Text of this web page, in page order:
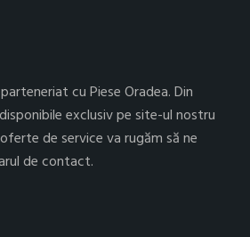
cu Piese Oradea. Din
exclusiv pe site-ul nostru
de service va rugăm să ne
de contact.